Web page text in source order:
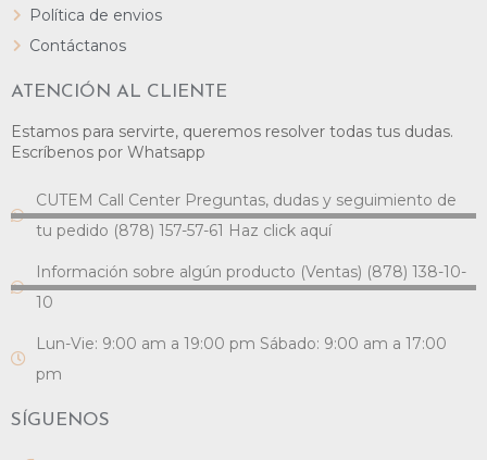
Política de envios
Contáctanos
ATENCIÓN AL CLIENTE
Estamos para servirte, queremos resolver todas tus dudas.
Escríbenos por Whatsapp
CUTEM Call Center Preguntas, dudas y seguimiento de
tu pedido (878) 157-57-61 Haz click aquí
Información sobre algún producto (Ventas) (878) 138-10-
10
Lun-Vie: 9:00 am a 19:00 pm Sábado: 9:00 am a 17:00
pm
SÍGUENOS